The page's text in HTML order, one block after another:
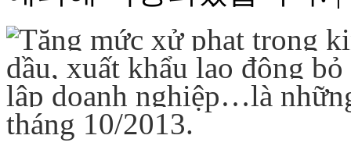
Tăng mức xử phạt trong
dầu, xuất khẩu lao động
lập doanh nghiệp…là
tháng 10/2013.